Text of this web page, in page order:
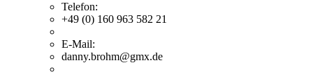
Telefon:
+49 (0) 160 963 582 21
E-Mail:
danny.brohm@gmx.de